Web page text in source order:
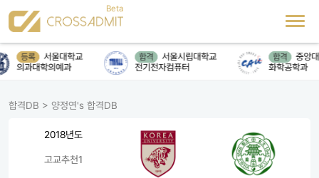
등록
서울대학교
의과대학의예과
합격
서울시립대학교
전기전자컴퓨터
합격
중앙대
화학공학과
합격DB > 양정연's 합격DB
2018년도
고교추천1